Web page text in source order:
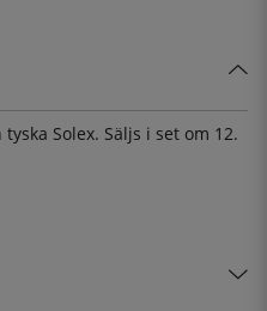
Solex. Säljs i set om 12.